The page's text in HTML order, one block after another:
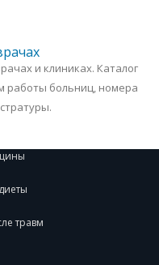
и клиниках. Каталог
работы больниц, номера
травм